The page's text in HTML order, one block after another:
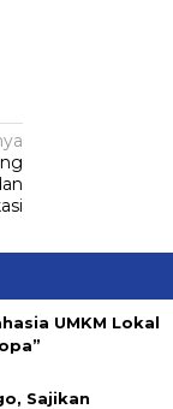
UMKM Lokal
Sajikan